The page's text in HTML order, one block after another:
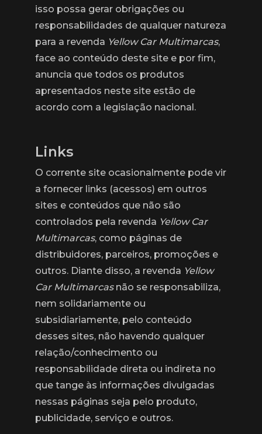
isso possa gerar obrigações ou
responsabilidades de qualquer natureza
para a revenda Yellow Car Multimarcas,
face ao conteúdo deste site e por fim,
anuncia que todos os produtos
apresentados neste site estão de
acordo com a legislação nacional.
Links
O corrente site ocasionalmente pode vir
a fornecer links (acessos) em outros
sites e conteúdos que não são
controlados pela revenda Yellow Car
Multimarcas, como páginas de
distribuidores, parceiros, promoções e
outros. Diante disso, a revenda Yellow
Car Multimarcasnão se responsabiliza,
nem solidariamente ou
subsidiariamente, pelo conteúdo
desses sites, não havendo qualquer
relação/conhecimento ou
responsabilidade direta ou indireta no
que tange às informações divulgadas
nessas páginas seja pelo produto,
publicidade, serviço e outros.